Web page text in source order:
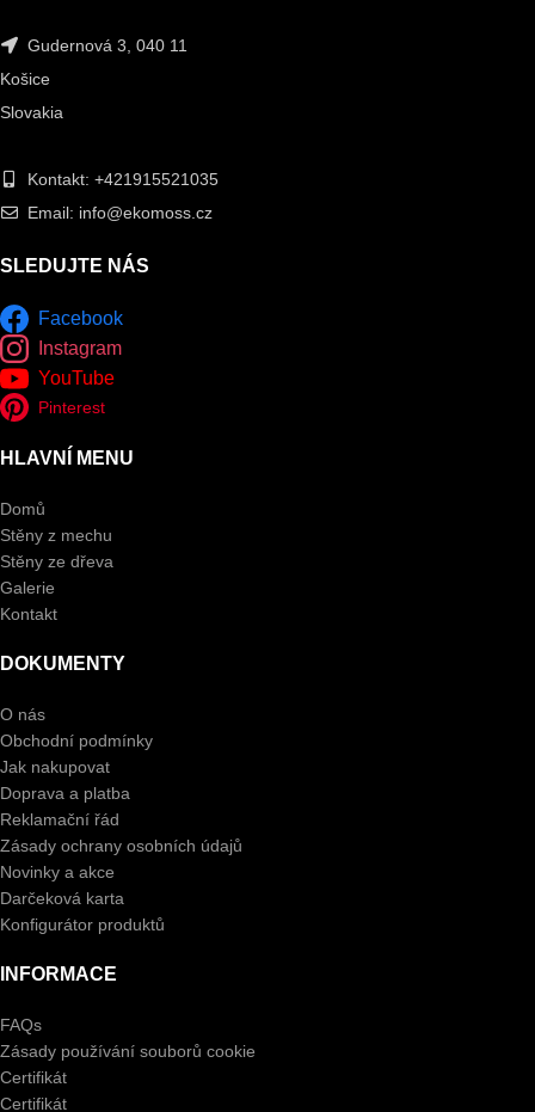
Gudernová 3, 040 11
Košice
Slovakia
Kontakt: +421915521035
Email: info@ekomoss.cz
SLEDUJTE NÁS
Facebook
Instagram
YouTube
Pinterest
HLAVNÍ MENU
Domů
Stěny z mechu
Stěny ze dřeva
Galerie
Kontakt
DOKUMENTY
O nás
Obchodní podmínky
Jak nakupovat
Doprava a platba
Reklamační řád
Zásady ochrany osobních údajů
Novinky a akce
Darčeková karta
Konfigurátor produktů
INFORMACE
FAQs
Zásady používání souborů cookie
Certifikát
Certifikát